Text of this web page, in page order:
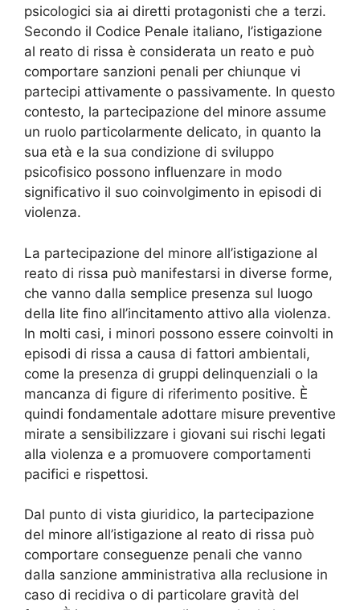
psicologici sia ai diretti protagonisti che a terzi.
Secondo il Codice Penale italiano, l’istigazione
al reato di rissa è considerata un reato e può
comportare sanzioni penali per chiunque vi
partecipi attivamente o passivamente. In questo
contesto, la partecipazione del minore assume
un ruolo particolarmente delicato, in quanto la
sua età e la sua condizione di sviluppo
psicofisico possono influenzare in modo
significativo il suo coinvolgimento in episodi di
violenza.
La partecipazione del minore all’istigazione al
reato di rissa può manifestarsi in diverse forme,
che vanno dalla semplice presenza sul luogo
della lite fino all’incitamento attivo alla violenza.
In molti casi, i minori possono essere coinvolti in
episodi di rissa a causa di fattori ambientali,
come la presenza di gruppi delinquenziali o la
mancanza di figure di riferimento positive. È
quindi fondamentale adottare misure preventive
mirate a sensibilizzare i giovani sui rischi legati
alla violenza e a promuovere comportamenti
pacifici e rispettosi.
Dal punto di vista giuridico, la partecipazione
del minore all’istigazione al reato di rissa può
comportare conseguenze penali che vanno
dalla sanzione amministrativa alla reclusione in
caso di recidiva o di particolare gravità del